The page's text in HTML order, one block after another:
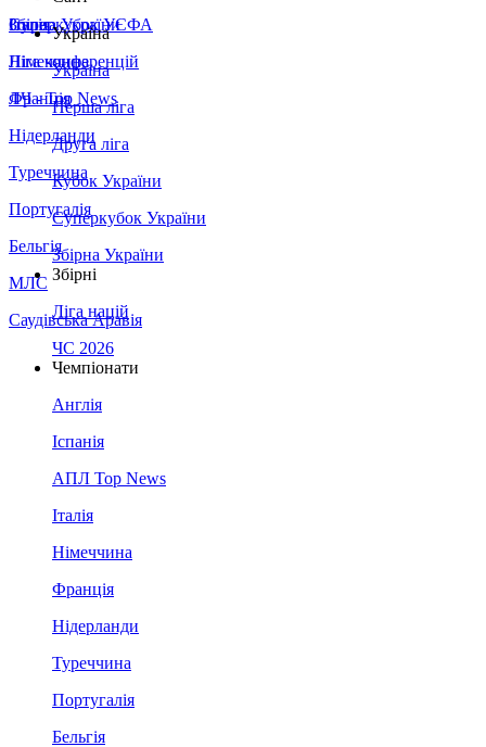
Збірна України
Італія
Німеччина
Франція
Нідерланди
Туреччина
Португалія
Бельгія
МЛС
Саудівська Аравія
Суперкубок УЄФА
Ліга конференцій
ЛЧ - Top News
Україна
Україна
Перша ліга
Друга ліга
Кубок України
Суперкубок України
Збірна України
Збірні
Ліга націй
ЧС 2026
Чемпіонати
Англія
Іспанія
АПЛ Top News
Італія
Німеччина
Франція
Нідерланди
Туреччина
Португалія
Бельгія